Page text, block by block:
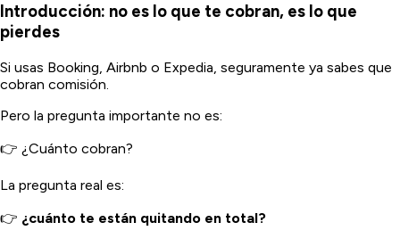
Introducción: no es lo que te cobran, es lo que
pierdes
Si usas Booking, Airbnb o Expedia, seguramente ya sabes que
cobran comisión.
Pero la pregunta importante no es:
👉 ¿Cuánto cobran?
La pregunta real es:
👉 ¿cuánto te están quitando en total?